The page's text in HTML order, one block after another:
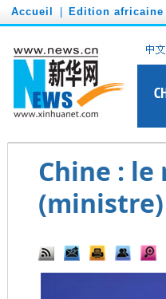
Accueil Edition africaine
Chine :
(ministre)